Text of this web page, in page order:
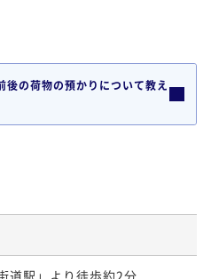
の荷物の預かりについて教え
道駅」より徒歩約2分